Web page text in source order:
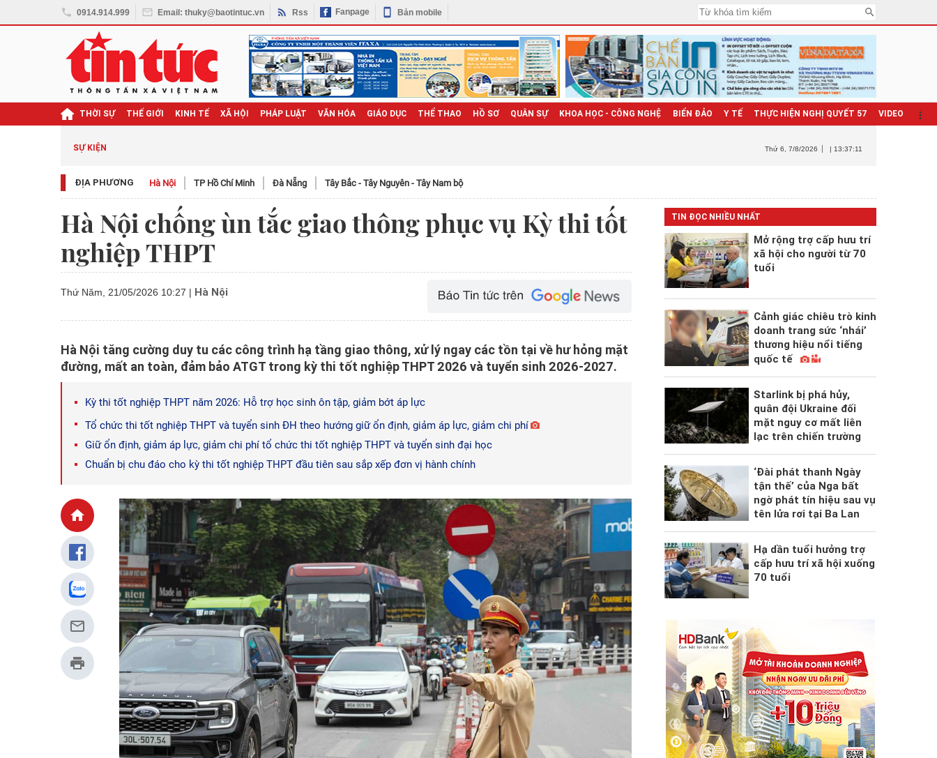
0914.914.999 Email: thuky@baotintuc.vn Rss Fanpage Bản mobile
THỜI SỰ THẾ GIỚI KINH TẾ XÃ HỘI PHÁP LUẬT VĂN HÓA GIÁO DỤC THỂ THAO HỒ SƠ QUÂN SỰ KHOA HỌC - CÔNG NGHỆ BIỂN ĐẢO Y TẾ THỰC HIỆN NGHỊ QUYẾT 57 VIDEO
SỰ KIỆN Thứ 6 , 7/8/2026 | 13:37:12
ĐỊA PHƯƠNG Hà Nội TP Hồ Chí Minh Đà Nẵng Tây Bắc - Tây Nguyên - Tây Nam bộ
Hà Nội chống ùn tắc giao thông phục vụ Kỳ thi tốt
nghiệp THPT
Thứ Năm, 21/05/2026 10:27 | Hà Nội
Hà Nội tăng cường duy tu các công trình hạ tầng giao thông, xử lý ngay các tồn tại về hư hỏng mặt
đường, mất an toàn, đảm bảo ATGT trong kỳ thi tốt nghiệp THPT 2026 và tuyển sinh 2026-2027.
Kỳ thi tốt nghiệp THPT năm 2026: Hỗ trợ học sinh ôn tập, giảm bớt áp lực
Tổ chức thi tốt nghiệp THPT và tuyển sinh ĐH theo hướng giữ ổn định, giảm áp lực, giảm chi phí
Giữ ổn định, giảm áp lực, giảm chi phí tổ chức thi tốt nghiệp THPT và tuyển sinh đại học
Chuẩn bị chu đáo cho kỳ thi tốt nghiệp THPT đầu tiên sau sắp xếp đơn vị hành chính
TIN ĐỌC NHIỀU NHẤT
Mở rộng trợ cấp hưu trí
xã hội cho người từ 70
tuổi
Cảnh giác chiêu trò kinh
doanh trang sức ‘nhái’
thương hiệu nổi tiếng
quốc tế
Starlink bị phá hủy,
quân đội Ukraine đối
mặt nguy cơ mất liên
lạc trên chiến trường
‘Đài phát thanh Ngày
tận thế’ của Nga bất
ngờ phát tín hiệu sau vụ
tên lửa rơi tại Ba Lan
Hạ dần tuổi hưởng trợ
cấp hưu trí xã hội xuống
70 tuổi